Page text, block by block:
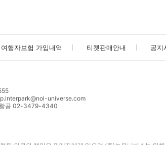
여행자보험 가입내역 티켓판매안내 공지
universe.com
공 02-3479-4340